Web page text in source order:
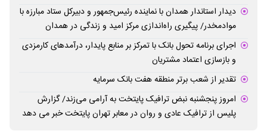
دیدار استاندار همدان با نماینده رئیس‌جمهور و دبیرکل ستاد مبارزه با
موادمخدر/ پیگیری راه‌اندازی مرکز امید و زندگی در همدان
اجرای برنامه تحول بانک با تمرکز بر منابع پایدار، درآمدهای کارمزدی
و بازسازی اعتماد مشتریان
تقدیر از شعب برتر منطقه هفت بانک سرمایه
امروز پنجشنبه نبض ترافیک پایتخت به آرامی می‌زند/ گزارش
پلیس از ترافیک عادی و روان در معابر تهران پایتخت خبر می دهد